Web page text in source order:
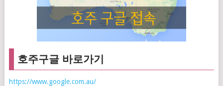
호주구글 바로가기
https://www.google.com.au/